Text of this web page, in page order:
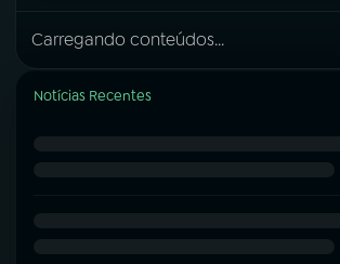
Carregando conteúdos...
Notícias Recentes